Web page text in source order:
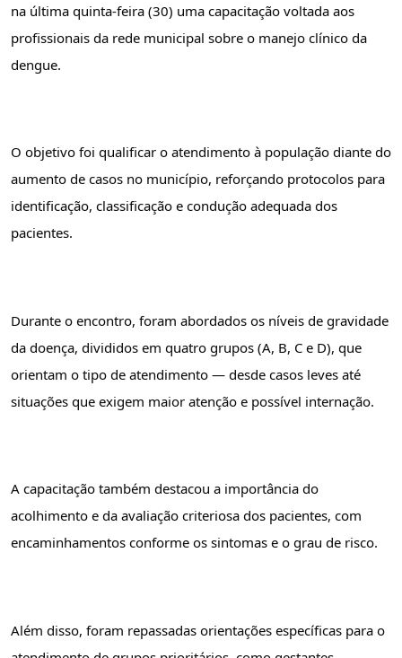
na última quinta-feira (30) uma capacitação voltada aos
profissionais da rede municipal sobre o manejo clínico da
dengue.
O objetivo foi qualificar o atendimento à população diante do
aumento de casos no município, reforçando protocolos para
identificação, classificação e condução adequada dos
pacientes.
Durante o encontro, foram abordados os níveis de gravidade
da doença, divididos em quatro grupos (A, B, C e D), que
orientam o tipo de atendimento — desde casos leves até
situações que exigem maior atenção e possível internação.
A capacitação também destacou a importância do
acolhimento e da avaliação criteriosa dos pacientes, com
encaminhamentos conforme os sintomas e o grau de risco.
Além disso, foram repassadas orientações específicas para o